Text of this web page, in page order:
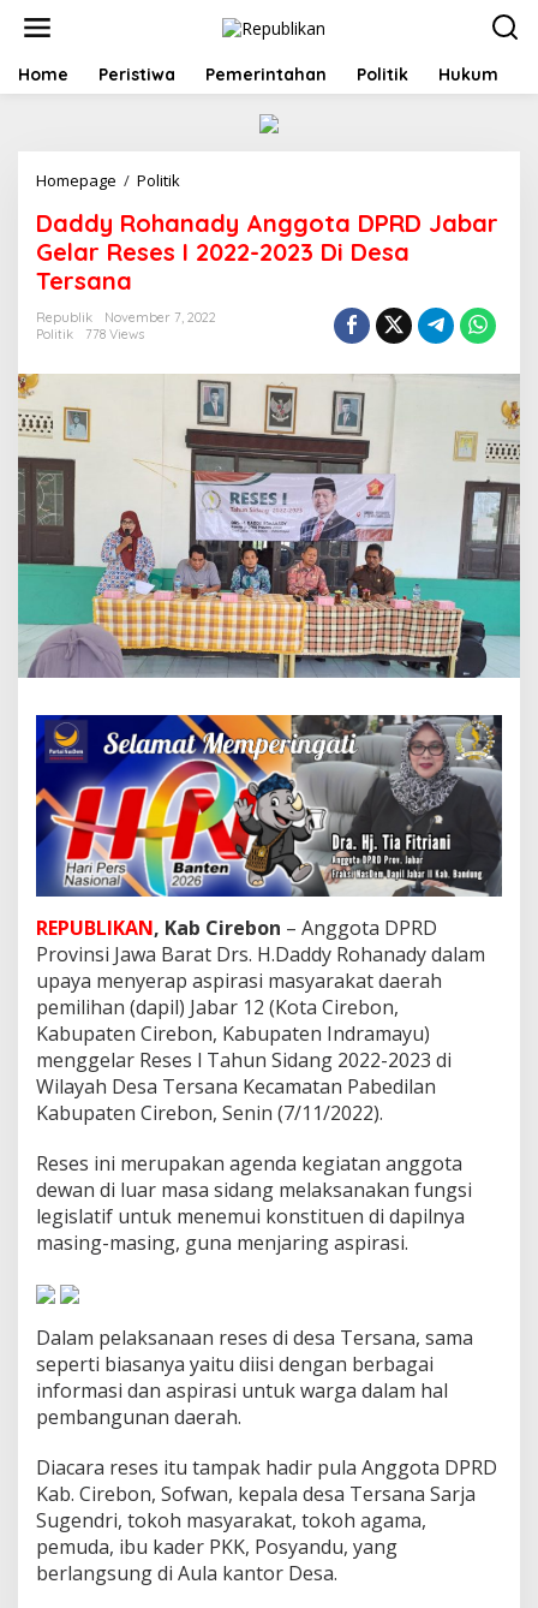
t
Home Peristiwa Pemerintahan Politik Hukum
Homepage / Politik
d
d
y
o
n
y
o
t
a
D
P
R
D
a
b
a
r
G
a
r
e
s
e
s
I
2
0
2
2
0
2
3
D
a
T
e
r
n
a
Daddy Rohanady Anggota DPRD Jabar
Gelar Reses I 2022-2023 Di Desa
Tersana
Republik
November 7, 2022
Politik
778 Views
REPUBLIKAN, Kab Cirebon – Anggota DPRD
Provinsi Jawa Barat Drs. H.Daddy Rohanady dalam
upaya menyerap aspirasi masyarakat daerah
pemilihan (dapil) Jabar 12 (Kota Cirebon,
Kabupaten Cirebon, Kabupaten Indramayu)
menggelar Reses l Tahun Sidang 2022-2023 di
Wilayah Desa Tersana Kecamatan Pabedilan
Kabupaten Cirebon, Senin (7/11/2022).
Reses ini merupakan agenda kegiatan anggota
dewan di luar masa sidang melaksanakan fungsi
legislatif untuk menemui konstituen di dapilnya
masing-masing, guna menjaring aspirasi.
Dalam pelaksanaan reses di desa Tersana, sama
seperti biasanya yaitu diisi dengan berbagai
informasi dan aspirasi untuk warga dalam hal
pembangunan daerah.
Diacara reses itu tampak hadir pula Anggota DPRD
Kab. Cirebon, Sofwan, kepala desa Tersana Sarja
Sugendri, tokoh masyarakat, tokoh agama,
pemuda, ibu kader PKK, Posyandu, yang
berlangsung di Aula kantor Desa.